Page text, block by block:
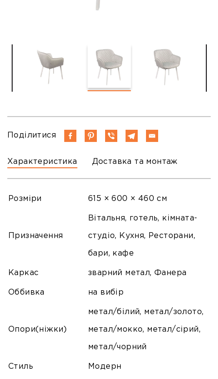
Характеристика Доставка та монтаж
Поділитися
Розміри 615 × 600 × 460 см
Призначення
Вітальня, готель, кімната-
студіо, Кухня, Ресторани,
бари, кафе
Каркас зварний метал, Фанера
Оббивка на вибір
Опори(ніжки)
метал/білий, метал/золото,
метал/мокко, метал/сірий,
метал/чорний
Стиль Модерн